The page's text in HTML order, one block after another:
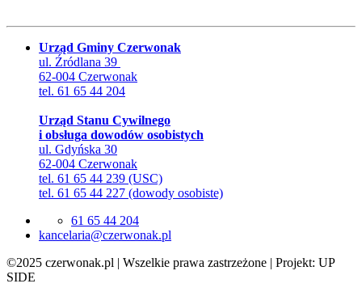
Urząd Gminy Czerwonak
ul. Źródlana 39
62-004 Czerwonak
tel. 61 65 44 204
Urząd Stanu Cywilnego
i obsługa dowodów osobistych
ul. Gdyńska 30
62-004 Czerwonak
tel. 61 65 44 239 (USC)
tel. 61 65 44 227 (dowody osobiste)
61 65 44 204
lp.kanowrezc@airalecnak
©2025 czerwonak.pl | Wszelkie prawa zastrzeżone | Projekt: UP
SIDE